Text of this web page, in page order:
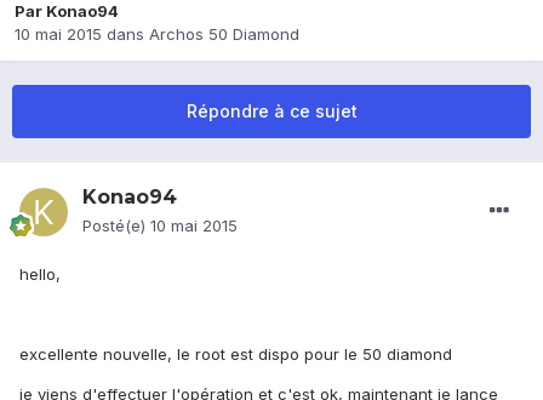
Par Konao94
10 mai 2015 dans Archos 50 Diamond
Répondre à ce sujet
Konao94
Posté(e) 10 mai 2015
hello,
excellente nouvelle, le root est dispo pour le 50 diamond
je viens d'effectuer l'opération et c'est ok, maintenant je lance